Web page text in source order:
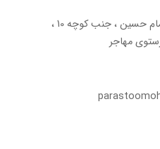
شیراز ، کرونی ، خیابان امام حسین ، جنب کوچه 10 ،
مهاجر